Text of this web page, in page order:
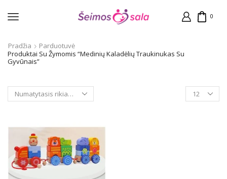
0
Pradžia
Parduotuvė
Produktai Su Žymomis “Medinių Kaladėlių Traukinukas Su
Gyvūnais”
Products
per